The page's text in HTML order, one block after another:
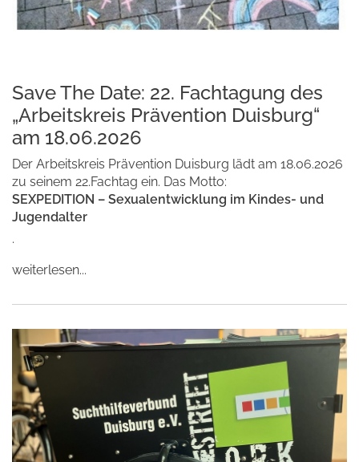
Save The Date: 22. Fachtagung des
„Arbeitskreis Prävention Duisburg“
am 18.06.2026
Der Arbeitskreis Prävention Duisburg lädt am 18.06.2026
zu seinem 22.Fachtag ein. Das Motto:
SEXPEDITION – Sexualentwicklung im Kindes- und
Jugendalter
.
weiterlesen...